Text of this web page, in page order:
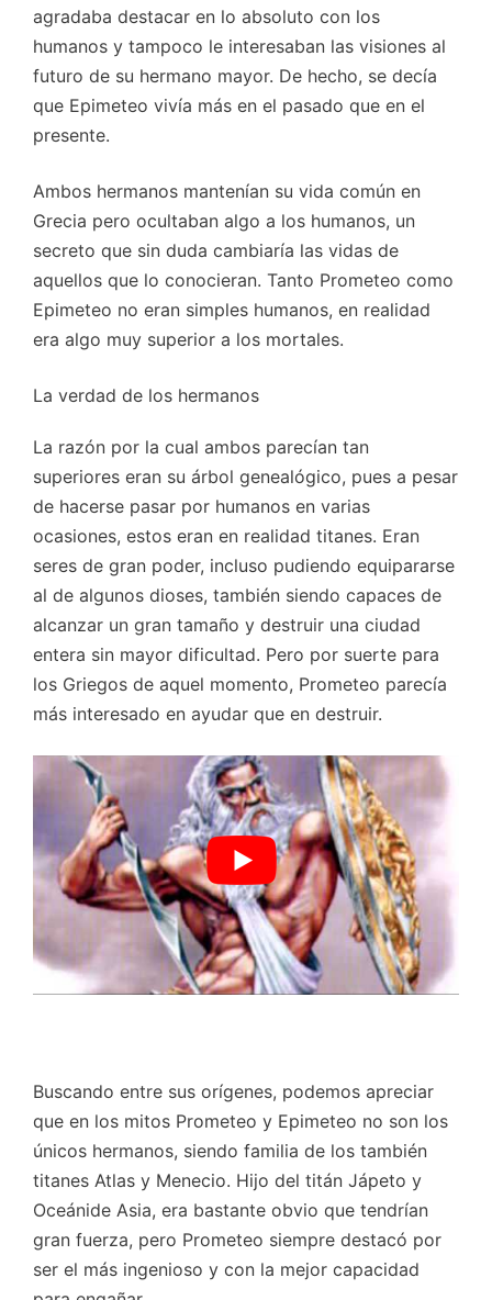
agradaba destacar en lo absoluto con los
humanos y tampoco le interesaban las visiones al
futuro de su hermano mayor. De hecho, se decía
que Epimeteo vivía más en el pasado que en el
presente.
Ambos hermanos mantenían su vida común en
Grecia pero ocultaban algo a los humanos, un
secreto que sin duda cambiaría las vidas de
aquellos que lo conocieran. Tanto Prometeo como
Epimeteo no eran simples humanos, en realidad
era algo muy superior a los mortales.
La verdad de los hermanos
La razón por la cual ambos parecían tan
superiores eran su árbol genealógico, pues a pesar
de hacerse pasar por humanos en varias
ocasiones, estos eran en realidad titanes. Eran
seres de gran poder, incluso pudiendo equipararse
al de algunos dioses, también siendo capaces de
alcanzar un gran tamaño y destruir una ciudad
entera sin mayor dificultad. Pero por suerte para
los Griegos de aquel momento, Prometeo parecía
más interesado en ayudar que en destruir.
Buscando entre sus orígenes, podemos apreciar
que en los mitos Prometeo y Epimeteo no son los
únicos hermanos, siendo familia de los también
titanes Atlas y Menecio. Hijo del titán Jápeto y
Oceánide Asia, era bastante obvio que tendrían
gran fuerza, pero Prometeo siempre destacó por
ser el más ingenioso y con la mejor capacidad